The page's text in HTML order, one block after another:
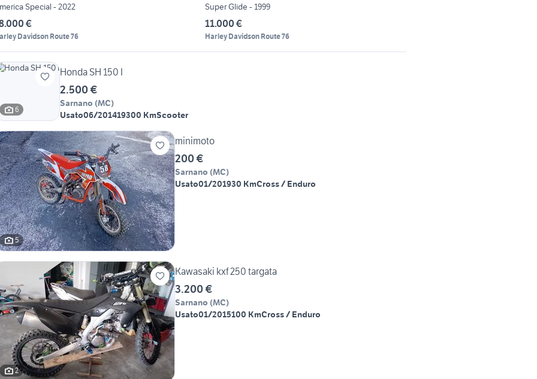
Special - 2022
€
Davidson Route 76
Super Glide - 1999
11.000 €
Harley Davidson Route 76
6
Honda SH 150 I
2.500 €
Sarnano (MC)
Usato06/201419300 KmScooter
5
minimoto
200 €
Sarnano (MC)
Usato01/201930 KmCross / Enduro
2
Kawasaki kxf 250 targata
3.200 €
Sarnano (MC)
Usato01/2015100 KmCross / Enduro